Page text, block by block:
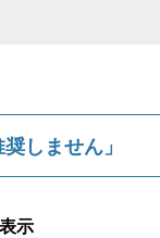
しません」
示